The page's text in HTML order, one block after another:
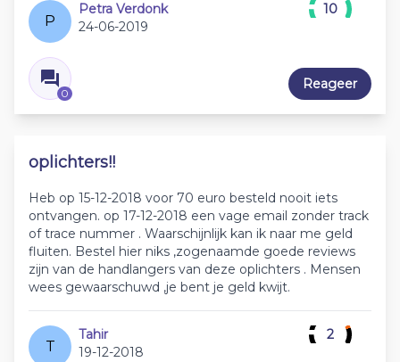
P
Petra Verdonk
24-06-2019
0
10
Reageer
oplichters!!
Heb op 15-12-2018 voor 70 euro besteld nooit iets
ontvangen. op 17-12-2018 een vage email zonder track
of trace nummer . Waarschijnlijk kan ik naar me geld
fluiten. Bestel hier niks ,zogenaamde goede reviews
zijn van de handlangers van deze oplichters . Mensen
wees gewaarschuwd ,je bent je geld kwijt.
T
Tahir
19-12-2018
2